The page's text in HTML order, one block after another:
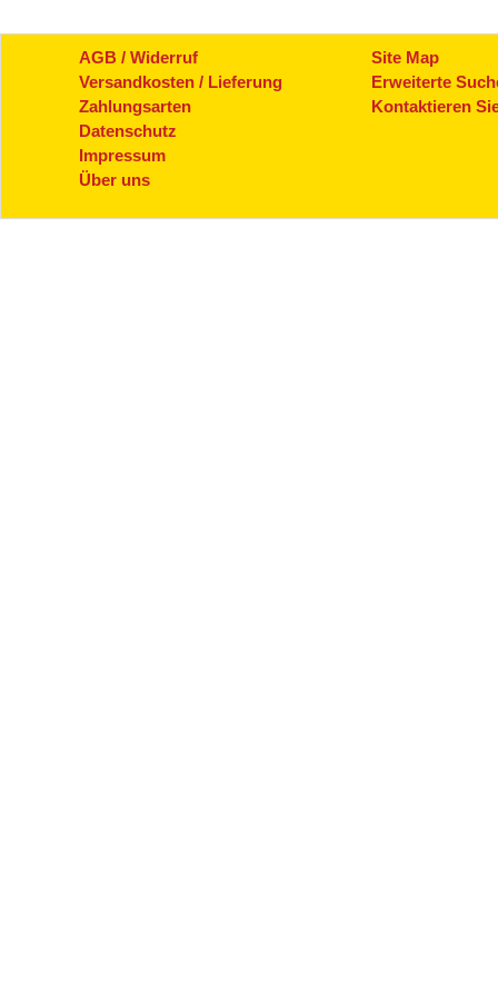
AGB / Widerruf
Versandkosten / Lieferung
Zahlungsarten
Datenschutz
Impressum
Über uns
Site Map
Erweiterte
Kontaktieren